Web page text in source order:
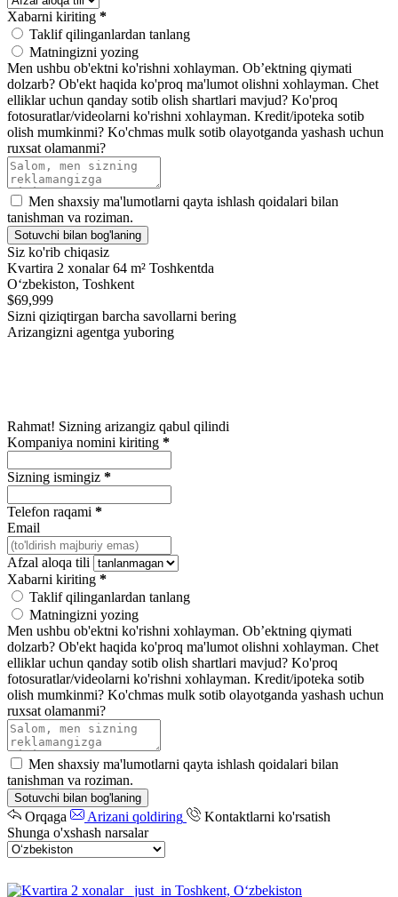
Xabarni kiriting *
Taklif qilinganlardan tanlang
Matningizni yozing
Men ushbu ob'ektni ko'rishni xohlayman. Ob’ektning qiymati
dolzarb? Ob'ekt haqida ko'proq ma'lumot olishni xohlayman. Chet
elliklar uchun qanday sotib olish shartlari mavjud? Ko'proq
fotosuratlar/videolarni ko'rishni xohlayman. Kredit/ipoteka sotib
olish mumkinmi? Ko'chmas mulk sotib olayotganda yashash uchun
ruxsat olamanmi?
Men shaxsiy ma'lumotlarni qayta ishlash qoidalari bilan
tanishman va roziman.
Sotuvchi bilan bog'laning
Siz ko'rib chiqasiz
Kvartira 2 xonalar 64 m² Toshkentda
Oʻzbekiston, Toshkent
$69,999
Sizni qiziqtirgan barcha savollarni bering
Arizangizni agentga yuboring
Rahmat! Sizning arizangiz qabul qilindi
Kompaniya nomini kiriting *
Sizning ismingiz *
Telefon raqami *
Email
Afzal aloqa tili
Xabarni kiriting *
Taklif qilinganlardan tanlang
Matningizni yozing
Men ushbu ob'ektni ko'rishni xohlayman. Ob’ektning qiymati
dolzarb? Ob'ekt haqida ko'proq ma'lumot olishni xohlayman. Chet
elliklar uchun qanday sotib olish shartlari mavjud? Ko'proq
fotosuratlar/videolarni ko'rishni xohlayman. Kredit/ipoteka sotib
olish mumkinmi? Ko'chmas mulk sotib olayotganda yashash uchun
ruxsat olamanmi?
Men shaxsiy ma'lumotlarni qayta ishlash qoidalari bilan
tanishman va roziman.
Sotuvchi bilan bog'laning
Orqaga Arizani qoldiring
Kontaktlarni ko'rsatish
Shunga o'xshash narsalar